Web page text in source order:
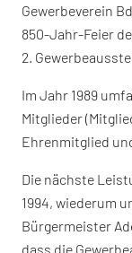
Gewerbeverein
850-Jahr-Feier
2.
Im Jahr 1989
Mitglieder
Ehrenmitglied
Die nächste
1994, wiederum
Bürgermeister
dass die